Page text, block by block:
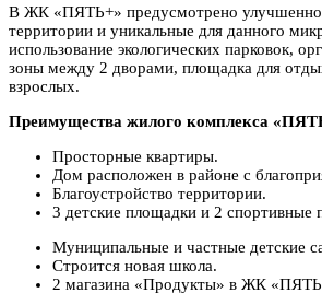
В ЖК «ПЯТЬ+» предусмотрено
территории и уникальные для данного
использование экологических парковок,
зоны между 2 дворами, площадка для
взрослых.
Преимущества жилого комплекса
Просторные квартиры.
Дом расположен в районе с
Благоустройство территории.
3 детские площадки и 2 спортивные
Муниципальные и частные детские
Строится новая школа.
2 магазина «Продукты» в ЖК